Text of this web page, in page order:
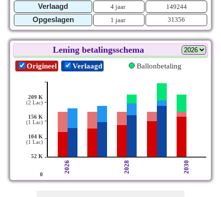
Verlaagd 4 jaar 149244
Opgeslagen 1 jaar 31356
Lening betalingsschema
Origineel Verlaagd Ballonbetaling
209 K
(2 Lac)
156 K
(1 Lac)
104 K
(1 Lac)
52 K
0
-
-
-
-
-
2026 2028 2030